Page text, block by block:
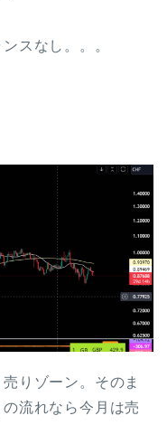
スなし。。。
りゾーン。そのま
流れなら今月は売